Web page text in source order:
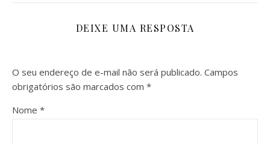
DEIXE UMA RESPOSTA
O seu endereço de e-mail não será publicado. Campos
obrigatórios são marcados com *
Nome *